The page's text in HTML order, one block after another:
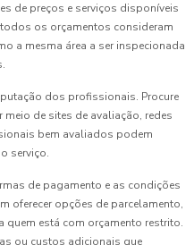
de preços e serviços disponíveis
os orçamentos consideram
a mesma área a ser inspecionada
dos profissionais. Procure
de sites de avaliação, redes
bem avaliados podem
serviço.
de pagamento e as condições
oferecer opções de parcelamento,
quem está com orçamento restrito.
ou custos adicionais que